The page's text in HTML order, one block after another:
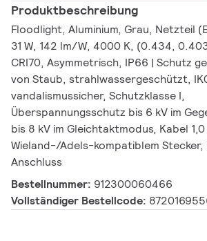
Produktbeschreibung
Floodlight, Aluminium, Grau, Netzteil
31 W, 142 lm/W, 4000 K, (0.434,
CRI70, Asymmetrisch, IP66 | Schutz
von Staub, strahlwassergeschützt,
vandalismussicher, Schutzklasse I,
Überspannungsschutz bis 6 kV im
bis 8 kV im Gleichtaktmodus, Kabel
Wieland-/Adels-kompatiblem
Anschluss
Bestellnummer: 912300060466
Vollständiger Bestellcode: